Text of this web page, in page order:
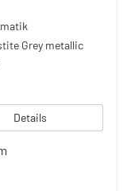
Grey metallic
Details